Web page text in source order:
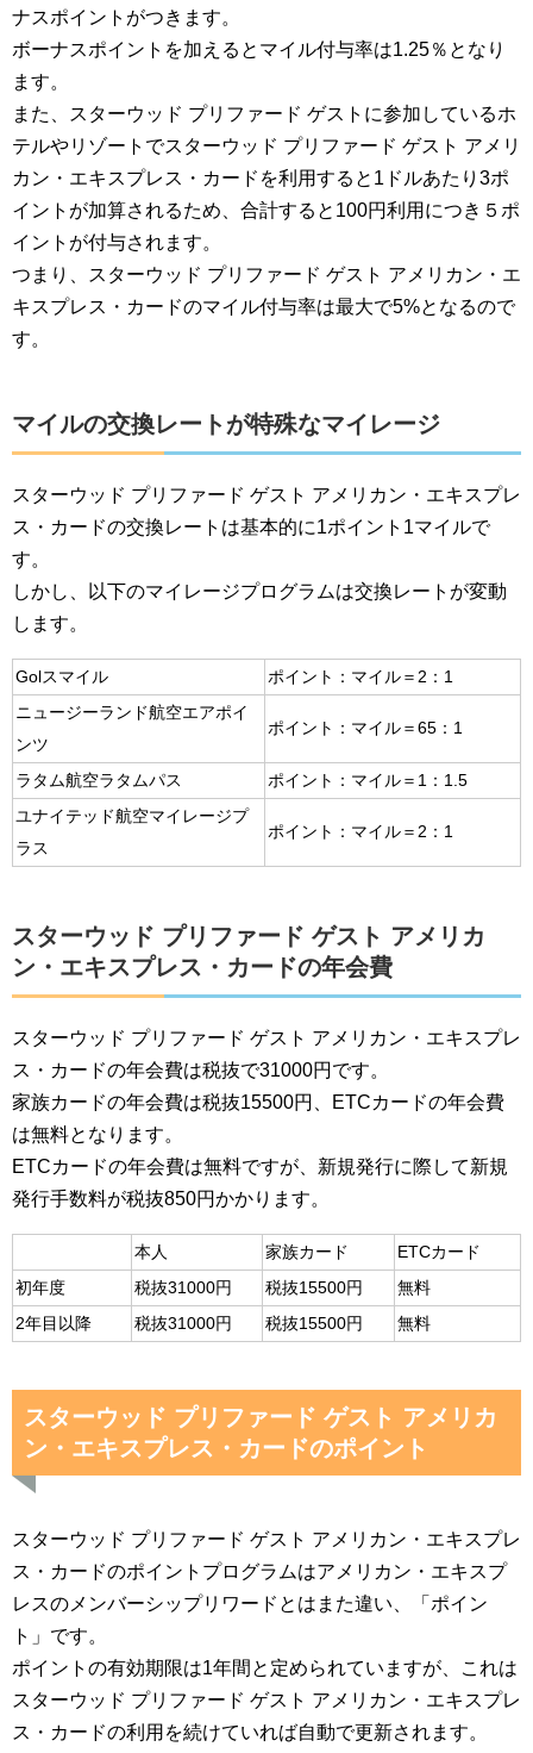
ナスポイントがつきます。
ボーナスポイントを加えるとマイル付与率は1.25％となり
ます。
また、スターウッド プリファード ゲストに参加しているホ
テルやリゾートでスターウッド プリファード ゲスト アメリ
カン・エキスプレス・カードを利用すると1ドルあたり3ポ
イントが加算されるため、合計すると100円利用につき５ポ
イントが付与されます。
つまり、スターウッド プリファード ゲスト アメリカン・エ
キスプレス・カードのマイル付与率は最大で5%となるので
す。
マイルの交換レートが特殊なマイレージ
スターウッド プリファード ゲスト アメリカン・エキスプレ
ス・カードの交換レートは基本的に1ポイント1マイルで
す。
しかし、以下のマイレージプログラムは交換レートが変動
します。
Golスマイル
ポイント：マイル＝2：1
ニュージーランド航空エアポイ
ンツ
ポイント：マイル＝65：1
ラタム航空ラタムパス
ポイント：マイル＝1：1.5
ユナイテッド航空マイレージプ
ラス
ポイント：マイル＝2：1
スターウッド プリファード ゲスト アメリカ
ン・エキスプレス・カードの年会費
スターウッド プリファード ゲスト アメリカン・エキスプレ
ス・カードの年会費は税抜で31000円です。
家族カードの年会費は税抜15500円、ETCカードの年会費
は無料となります。
ETCカードの年会費は無料ですが、新規発行に際して新規
発行手数料が税抜850円かかります。
本人 家族カード
ETCカード
初年度
税抜31000円 税抜15500円
無料
2年目以降
税抜31000円 税抜15500円 無料
スターウッド プリファード ゲスト アメリカ
ン・エキスプレス・カードのポイント
スターウッド プリファード ゲスト アメリカン・エキスプレ
ス・カードのポイントプログラムはアメリカン・エキスプ
レスのメンバーシップリワードとはまた違い、「ポイン
ト」です。
ポイントの有効期限は1年間と定められていますが、これは
スターウッド プリファード ゲスト アメリカン・エキスプレ
ス・カードの利用を続けていれば自動で更新されます。